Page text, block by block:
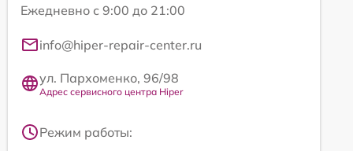
Ежедневно с 9:00 до 21:00
info@hiper-repair-center.ru
ул. Пархоменко, 96/98
Адрес сервисного центра Hiper
Режим работы: